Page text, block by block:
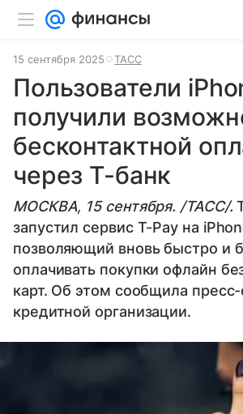
15 сентября 2025 ТАСС
Пользователи
получили
бесконтактной
через Т-банк
МОСКВА, 15 сентября. /ТАСС/.
запустил сервис T-Pay на
позволяющий вновь быстро и
оплачивать покупки офлайн
карт. Об этом сообщила
кредитной организации.